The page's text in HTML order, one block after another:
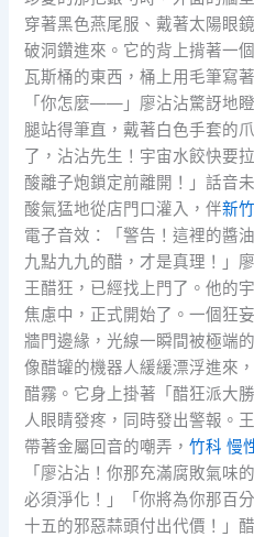
穿著黑色燕尾服、戴著太陽眼
破洞鑽進來。它的背上揹著一
瓦斯桶的東西，桶上用毛筆寫
「你怎麼——」廖沾沾驚訝地
腿站得筆直，戴著白色手套的
了，沾沾先生！宇宙水餃快要
酸離子炮鎖定前離開！」話音
酸氣猛地從店門口灌入，伴新
電子音效：「警告！這裡的醬
九點九九的醋，才是真理！」
王醋狂，已經找上門了。他的
焦慮中，正式開始了。一個狂
牆門邊緣，光線一瞬間被極端
像醋罐的機器人緩緩漂浮進來
醋霧。它身上掛著「醋狂派大
人眼睛發疼，同時發出警報。
帶著金屬回音的嘲弄，竹科 慢
「廖沾沾！你那充滿腐敗氣味
必須淨化！」「你將為你那百
十五的邪惡蒜頭付出代價！」